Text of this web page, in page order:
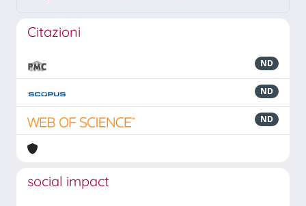
Citazioni
ND
ND
ND
social impact